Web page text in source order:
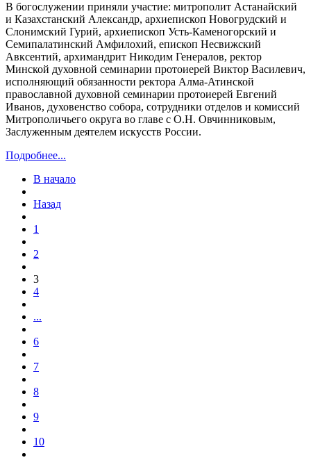
В богослужении приняли участие: митрополит Астанайский
и Казахстанский Александр, архиепископ Новогрудский и
Слонимский Гурий, архиепископ Усть-Каменогорский и
Семипалатинский Амфилохий, епископ Несвижский
Авксентий, архимандрит Никодим Генералов, ректор
Минской духовной семинарии протоиерей Виктор Василевич,
исполняющий обязанности ректора Алма-Атинской
православной духовной семинарии протоиерей Евгений
Иванов, духовенство собора, сотрудники отделов и комиссий
Митрополичьего округа во главе с О.Н. Овчинниковым,
Заслуженным деятелем искусств России.
Подробнее...
В начало
Назад
1
2
3
4
...
6
7
8
9
10